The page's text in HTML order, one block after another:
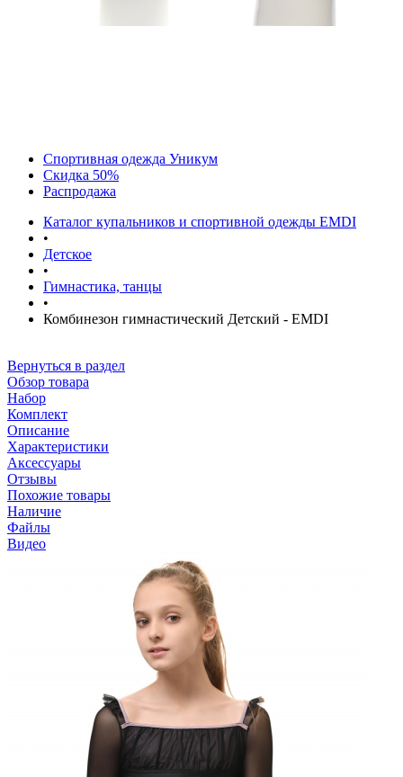
Спортивная одежда Уникум
Скидка 50%
Распродажа
Каталог купальников и спортивной одежды EMDI
•
Детское
•
Гимнастика, танцы
•
Комбинезон гимнастический Детский - EMDI
Вернуться в раздел
Обзор товара
Набор
Комплект
Описание
Характеристики
Аксессуары
Отзывы
Похожие товары
Наличие
Файлы
Видео